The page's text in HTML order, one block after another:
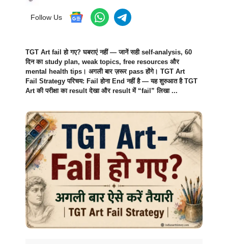
Follow Us
TGT Art fail हो गए? घबराएं नहीं — जानें सही self-analysis, 60
दिन का study plan, weak topics, free resources और
mental health tips। अगली बार ज़रूर pass होंगे। TGT Art
Fail Strategy परिचय: Fail होना End नहीं है — यह शुरुआत है TGT
Art की परीक्षा का result देखा और result में “fail” लिखा ...